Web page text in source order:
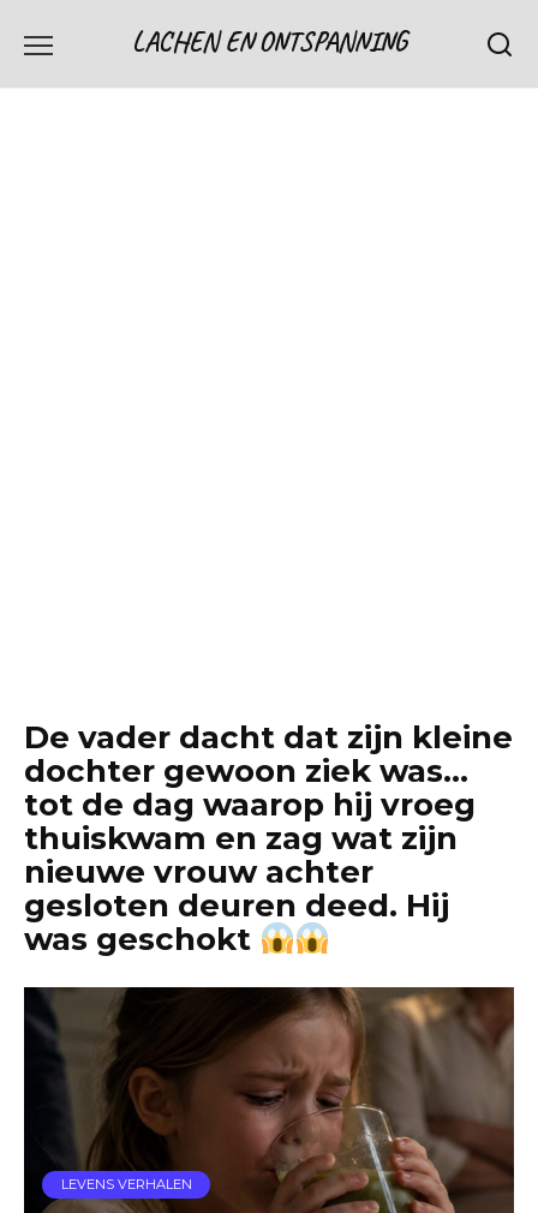
LACHEN EN ONTSPANNING
De vader dacht dat zijn kleine
dochter gewoon ziek was…
tot de dag waarop hij vroeg
thuiskwam en zag wat zijn
nieuwe vrouw achter
gesloten deuren deed. Hij
was geschokt
LEVENS VERHALEN